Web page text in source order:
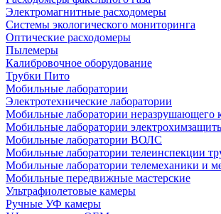
Электромагнитные расходомеры
Системы экологического мониторинга
Оптические расходомеры
Пылемеры
Калибровочное оборудование
Трубки Пито
Мобильные лаборатории
Электротехнические лаборатории
Мобильные лаборатории неразрушающего
Мобильные лаборатории
Мобильные лаборатории ВОЛС
Мобильные лаборатории телеинспекции
Мобильные лаборатории телемеханики и
Мобильные передвижные мастерские
Ультрафиолетовые камеры
Ручные УФ камеры